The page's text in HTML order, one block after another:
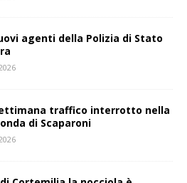
agenti della Polizia di Stato
traffico interrotto nella
di Scaparoni